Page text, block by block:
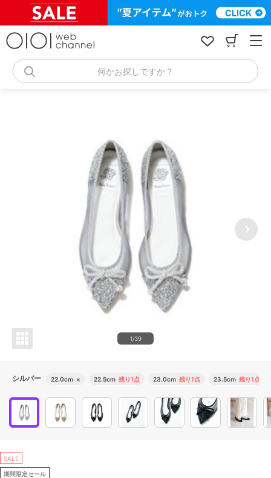
何かお探しですか？
1/39
シルバー 22.0cm × 22.5cm 残り1点 23.0cm 残り1点 23.5cm 残り1点
SALE
期間限定セール